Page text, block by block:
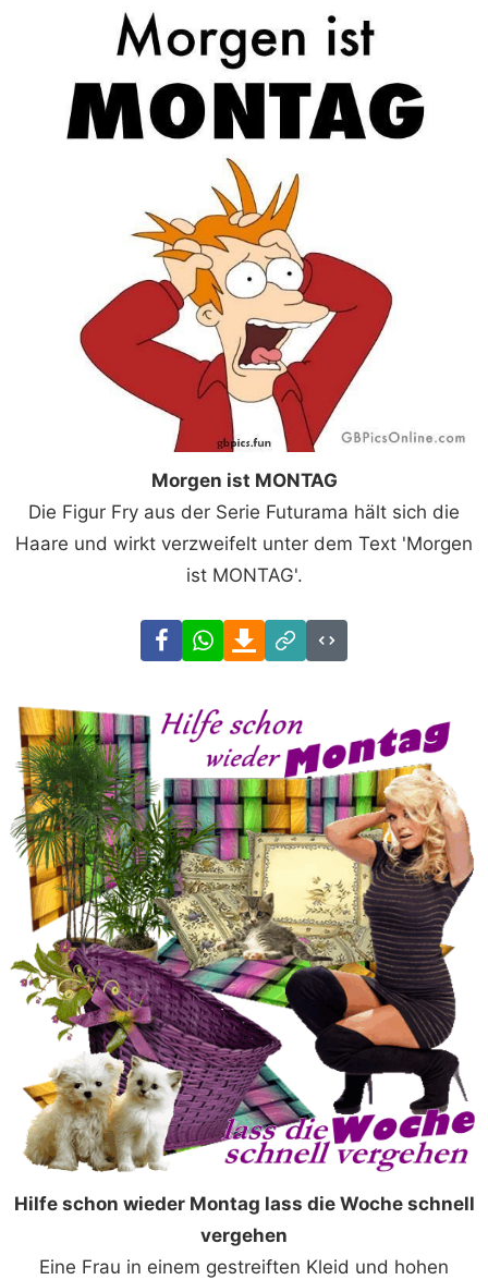
Morgen ist MONTAG
Die Figur Fry aus der Serie Futurama hält sich die
Haare und wirkt verzweifelt unter dem Text 'Morgen
ist MONTAG'.
FacebookWhatsAppDownload
Link
Code
Hilfe schon wieder Montag lass die Woche schnell
vergehen
Eine Frau in einem gestreiften Kleid und hohen